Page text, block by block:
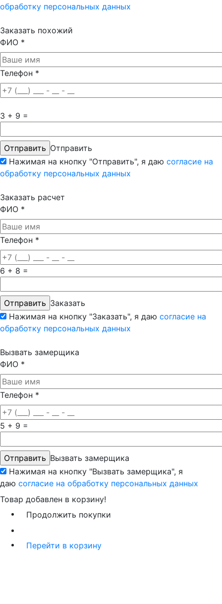
обработку персональных данных
Заказать похожий
ФИО *
Телефон *
3 + 9 =
Отправить
Нажимая на кнопку "Отправить", я даю согласие на
обработку персональных данных
Заказать расчет
ФИО *
Телефон *
6 + 8 =
Заказать
Нажимая на кнопку "Заказать", я даю согласие на
обработку персональных данных
Вызвать замерщика
ФИО *
Телефон *
5 + 9 =
Вызвать замерщика
Нажимая на кнопку "Вызвать замерщика", я
даю согласие на обработку персональных данных
Товар добавлен в корзину!
Продолжить покупки
Перейти в корзину